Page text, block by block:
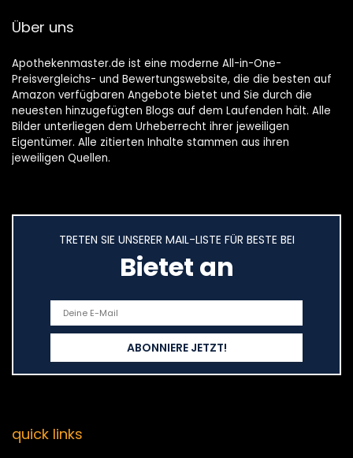
Über uns
Apothekenmaster.de ist eine moderne All-in-One-
Preisvergleichs- und Bewertungswebsite, die die besten auf
Amazon verfügbaren Angebote bietet und Sie durch die
neuesten hinzugefügten Blogs auf dem Laufenden hält. Alle
Bilder unterliegen dem Urheberrecht ihrer jeweiligen
Eigentümer. Alle zitierten Inhalte stammen aus ihren
jeweiligen Quellen.
TRETEN SIE UNSERER MAIL-LISTE FÜR BESTE BEI
Bietet an
quick links